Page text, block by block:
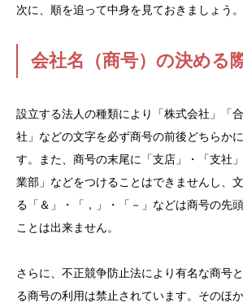
次に、順を追って中身を見ておきましょう。
会社名（商号）の決める
設立する法人の種類により「株式会社」「
社」などの文字を必ず商号の前後どちらか
す。また、商号の末尾に「支店」・「支社
業部」などをつけることはできませんし、
る「＆」・「，」・「－」などは商号の先
ことは出来ません。
さらに、不正競争防止法により有名な商号
る商号の利用は禁止されています。そのほ